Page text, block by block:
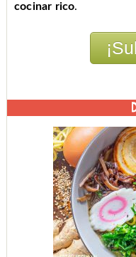
cocinar rico.